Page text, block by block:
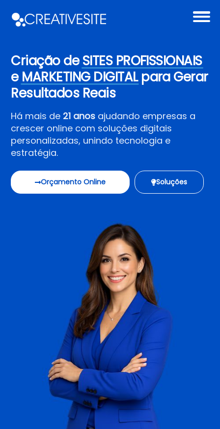
Criação deSITES PROFISSIONAIS
e MARKETING DIGITALpara Gerar
Resultados Reais
Há mais de 21 anos ajudando empresas a
crescer online com soluções digitais
personalizadas, unindo tecnologia e
estratégia.
Orçamento Online Soluções